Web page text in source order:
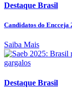
Destaque Brasil
Candidatos do Encceja
Saiba Mais
Destaque Brasil